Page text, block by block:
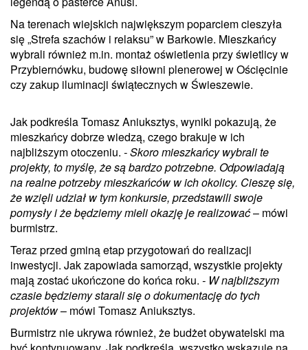
Na terenach wiejskich największym poparciem cieszyła
się „Strefa szachów i relaksu” w Barkowie. Mieszkańcy
wybrali również m.in. montaż oświetlenia przy świetlicy w
Przybiernówku, budowę siłowni plenerowej w Ościęcinie
czy zakup iluminacji świątecznych w Świeszewie.
Jak podkreśla Tomasz Aniuksztys, wyniki pokazują, że
mieszkańcy dobrze wiedzą, czego brakuje w ich
najbliższym otoczeniu. - Skoro mieszkańcy wybrali te
projekty, to myślę, że są bardzo potrzebne. Odpowiadają
na realne potrzeby mieszkańców w ich okolicy. Cieszę się,
że wzięli udział w tym konkursie, przedstawili swoje
pomysły i że będziemy mieli okazję je realizować– mówi
burmistrz.
Teraz przed gminą etap przygotowań do realizacji
inwestycji. Jak zapowiada samorząd, wszystkie projekty
mają zostać ukończone do końca roku. - W najbliższym
czasie będziemy starali się o dokumentację do tych
projektów– mówi Tomasz Aniuksztys.
Burmistrz nie ukrywa również, że budżet obywatelski ma